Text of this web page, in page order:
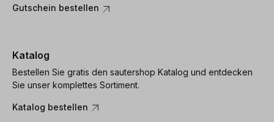
Gutschein bestellen
Katalog
Bestellen Sie gratis den sautershop Katalog und entdecken
Sie unser komplettes Sortiment.
Katalog bestellen